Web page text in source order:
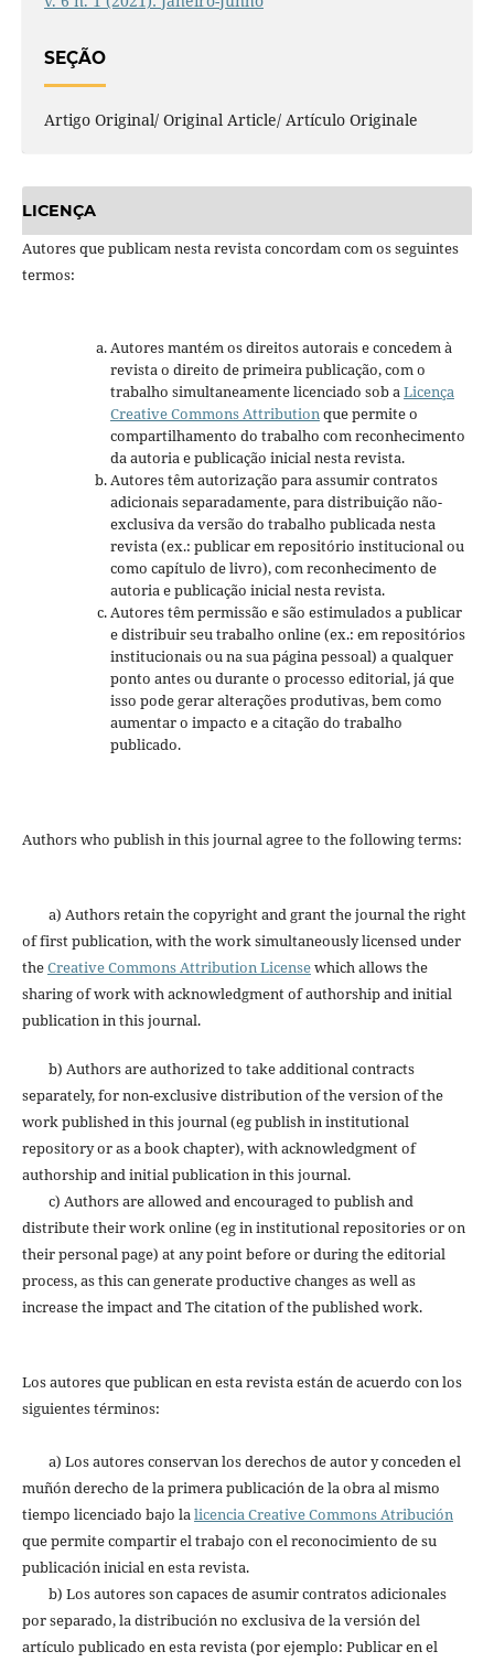
SEÇÃO
Artigo Original/ Original Article/ Artículo Originale
LICENÇA
Autores que publicam nesta revista concordam com os seguintes
termos:
Autores mantém os direitos autorais e concedem à
revista o direito de primeira publicação, com o
trabalho simultaneamente licenciado sob aLicença
Creative Commons Attributionque permite o
compartilhamento do trabalho com reconhecimento
da autoria e publicação inicial nesta revista.
Autores têm autorização para assumir contratos
adicionais separadamente, para distribuição não-
exclusiva da versão do trabalho publicada nesta
revista (ex.: publicar em repositório institucional ou
como capítulo de livro), com reconhecimento de
autoria e publicação inicial nesta revista.
Autores têm permissão e são estimulados a publicar
e distribuir seu trabalho online (ex.: em repositórios
institucionais ou na sua página pessoal) a qualquer
ponto antes ou durante o processo editorial, já que
isso pode gerar alterações produtivas, bem como
aumentar o impacto e a citação do trabalho
publicado.
Authors who publish in this journal agree to the following terms:
a) Authors retain the copyright and grant the journal the right
of first publication, with the work simultaneously licensed under
theCreative Commons Attribution Licensewhich allows the
sharing of work with acknowledgment of authorship and initial
publication in this journal.
b) Authors are authorized to take additional contracts
separately, for non-exclusive distribution of the version of the
work published in this journal (eg publish in institutional
repository or as a book chapter), with acknowledgment of
authorship and initial publication in this journal.
c) Authors are allowed and encouraged to publish and
distribute their work online (eg in institutional repositories or on
their personal page) at any point before or during the editorial
process, as this can generate productive changes as well as
increase the impact and The citation of the published work.
Los autores que publican en esta revista están de acuerdo con los
siguientes términos:
a) Los autores conservan los derechos de autor y conceden el
muñón derecho de la primera publicación de la obra al mismo
tiempo licenciado bajo lalicencia Creative Commons Atribución
que permite compartir el trabajo con el reconocimiento de su
publicación inicial en esta revista.
b) Los autores son capaces de asumir contratos adicionales
por separado, la distribución no exclusiva de la versión del
artículo publicado en esta revista (por ejemplo: Publicar en el